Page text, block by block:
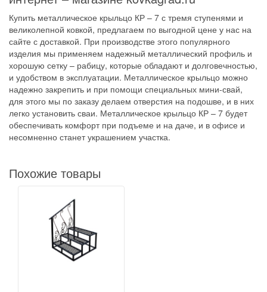
Купить металлическое крыльцо КР – 7 с тремя ступенями и
великолепной ковкой, предлагаем по выгодной цене у нас на
сайте с доставкой. При производстве этого популярного
изделия мы применяем надежный металлический профиль и
хорошую сетку – рабицу, которые обладают и долговечностью,
и удобством в эксплуатации. Металлическое крыльцо можно
надежно закрепить и при помощи специальных мини-свай,
для этого мы по заказу делаем отверстия на подошве, и в них
легко установить сваи. Металлическое крыльцо КР – 7 будет
обеспечивать комфорт при подъеме и на даче, и в офисе и
несомненно станет украшением участка.
Похожие товары